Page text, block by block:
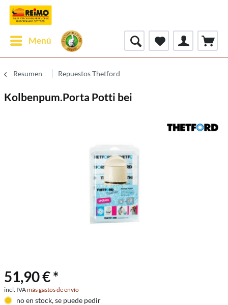
Menú
Resumen Repuestos Thetford
Kolbenpum.Porta Potti bei
51,90 € *
incl. IVAmás gastos de envío
no en stock, se puede pedir